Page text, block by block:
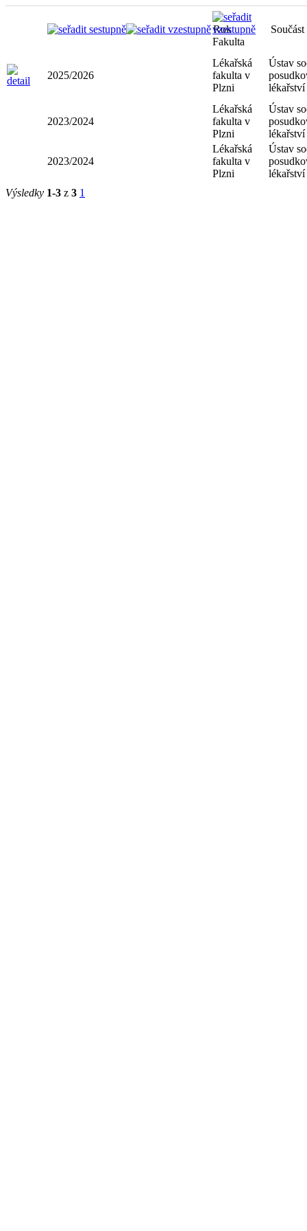
Rok
Fakulta
Součást
2025/2026
Lékařská
fakulta v
Plzni
Ústav
lékařství
2023/2024
Lékařská
fakulta v
Plzni
Ústav
lékařství
2023/2024
Lékařská
fakulta v
Plzni
Ústav
lékařství
Výsledky 1-3 z 3 1